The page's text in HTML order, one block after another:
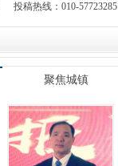
投稿热线：010-57723285
聚焦城镇